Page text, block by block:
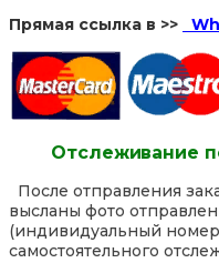
Прямая ссылка в >>
Отслеживание
После отправления
высланы фото
(индивидуальный
самостоятельного